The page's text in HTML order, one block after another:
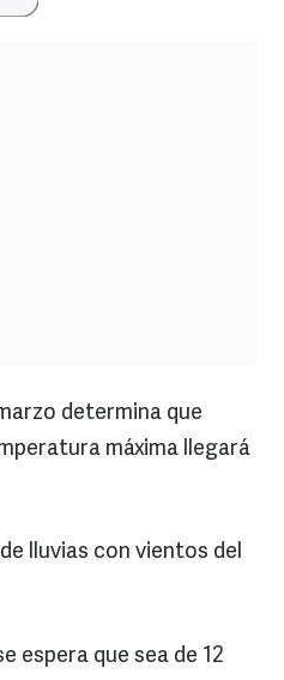
determina que
máxima llegará
lluvias con vientos del
espera que sea de 12